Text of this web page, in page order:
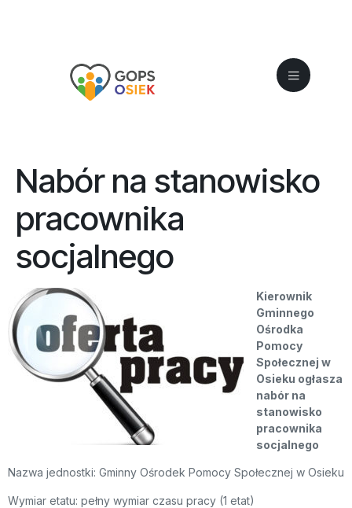
Nabór na stanowisko
pracownika
socjalnego
Kierownik
Gminnego
Ośrodka
Pomocy
Społecznej w
Osieku ogłasza
nabór na
stanowisko
pracownika
socjalnego
Nazwa jednostki: Gminny Ośrodek Pomocy Społecznej w Osieku
Wymiar etatu: pełny wymiar czasu pracy (1 etat)